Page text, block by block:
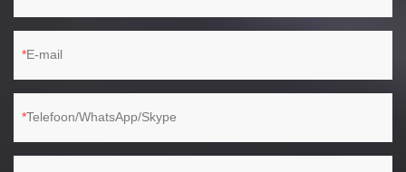
E-mail
Telefoon/WhatsApp/Skype